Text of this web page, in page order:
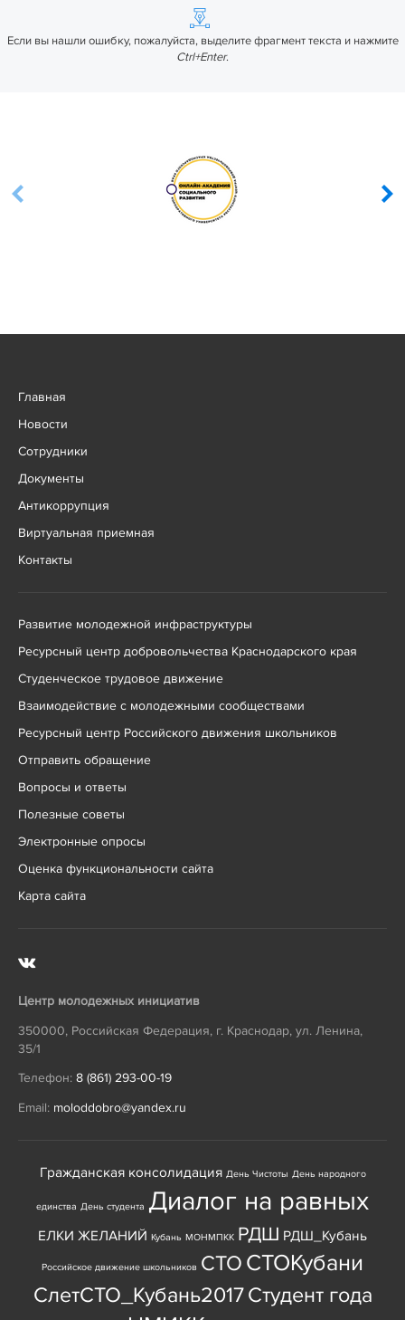
Если вы нашли ошибку, пожалуйста, выделите фрагмент текста и нажмите
Ctrl+Enter.
Главная
Новости
Сотрудники
Документы
Антикоррупция
Виртуальная приемная
Контакты
Развитие молодежной инфраструктуры
Ресурсный центр добровольчества Краснодарского края
Студенческое трудовое движение
Взаимодействие с молодежными сообществами
Ресурсный центр Российского движения школьников
Отправить обращение
Вопросы и ответы
Полезные советы
Электронные опросы
Оценка функциональности сайта
Карта сайта
Центр молодежных инициатив
350000, Российская Федерация, г. Краснодар, ул. Ленина,
35/1
Телефон: 8 (861) 293-00-19
Email: moloddobro@yandex.ru
Гражданская консолидация День Чистоты День народного
единства День студента Диалог на равных
ЕЛКИ ЖЕЛАНИЙ Кубань МОНМПКК РДШ РДШ_Кубань
Российское движение школьников СТО СТОКубани
СлетСТО_Кубань2017Студент года